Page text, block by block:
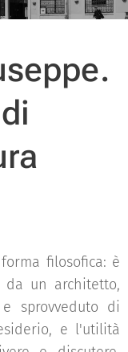
filosofica: è
un architetto,
sprovveduto di
e l'utilità